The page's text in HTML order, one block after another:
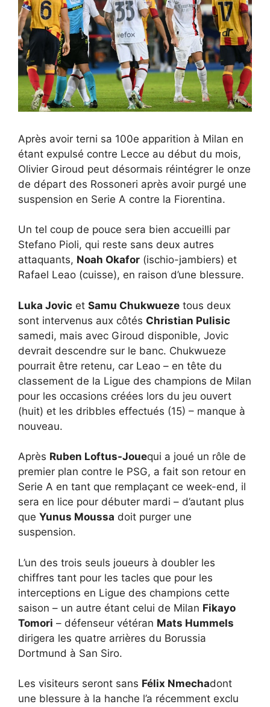
Après avoir terni sa 100e apparition à Milan en
étant expulsé contre Lecce au début du mois,
Olivier Giroud peut désormais réintégrer le onze
de départ des Rossoneri après avoir purgé une
suspension en Serie A contre la Fiorentina.
Un tel coup de pouce sera bien accueilli par
Stefano Pioli, qui reste sans deux autres
attaquants, Noah Okafor (ischio-jambiers) et
Rafael Leao (cuisse), en raison d’une blessure.
Luka Jovic et Samu Chukwueze tous deux
sont intervenus aux côtés Christian Pulisic
samedi, mais avec Giroud disponible, Jovic
devrait descendre sur le banc. Chukwueze
pourrait être retenu, car Leao – en tête du
classement de la Ligue des champions de Milan
pour les occasions créées lors du jeu ouvert
(huit) et les dribbles effectués (15) – manque à
nouveau.
Après Ruben Loftus-Jouequi a joué un rôle de
premier plan contre le PSG, a fait son retour en
Serie A en tant que remplaçant ce week-end, il
sera en lice pour débuter mardi – d’autant plus
que Yunus Moussa doit purger une
suspension.
L’un des trois seuls joueurs à doubler les
chiffres tant pour les tacles que pour les
interceptions en Ligue des champions cette
saison – un autre étant celui de Milan Fikayo
Tomori – défenseur vétéran Mats Hummels
dirigera les quatre arrières du Borussia
Dortmund à San Siro.
Les visiteurs seront sans Félix Nmechadont
une blessure à la hanche l’a récemment exclu